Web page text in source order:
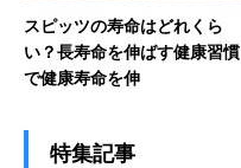
スピッツの寿命はどれくら
い？長寿命を伸ばす健康習慣
で健康寿命を伸
特集記事